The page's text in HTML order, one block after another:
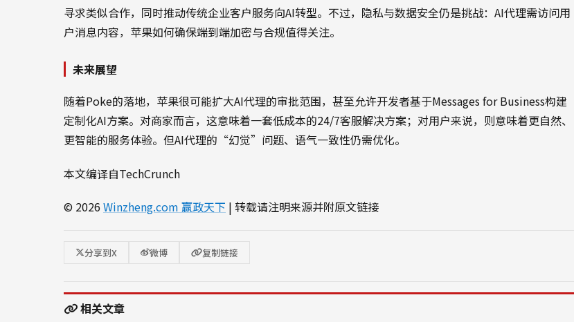
寻求类似合作，同时推动传统企业客户服务向AI转型。不过，隐私与数据安全仍是挑战：AI代理需访问用
户消息内容，苹果如何确保端到端加密与合规值得关注。
未来展望
随着Poke的落地，苹果很可能扩大AI代理的审批范围，甚至允许开发者基于Messages for Business构建
定制化AI方案。对商家而言，这意味着一套低成本的24/7客服解决方案；对用户来说，则意味着更自然、
更智能的服务体验。但AI代理的“幻觉”问题、语气一致性仍需优化。
本文编译自TechCrunch
© 2026 Winzheng.com 赢政天下 | 转载请注明来源并附原文链接
分享到X 微博 复制链接
相关文章